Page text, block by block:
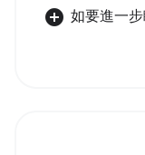
如要進一